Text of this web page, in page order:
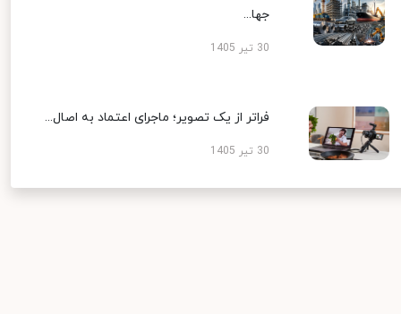
جها...
30 تیر 1405
فراتر از یک تصویر؛ ماجرای اعتماد به اصال...
30 تیر 1405